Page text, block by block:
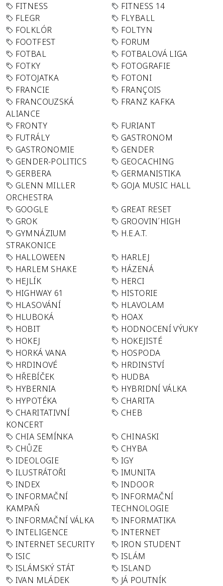
FITNESS
FITNESS 14
FLEGR
FLYBALL
FOLKLÓR
FOLTYN
FOOTFEST
FORUM
FOTBAL
FOTBALOVÁ LIGA
FOTKY
FOTOGRAFIE
FOTOJATKA
FOTONI
FRANCIE
FRANÇOIS
FRANCOUZSKÁ
ALIANCE
FRANZ KAFKA
FRONTY
FURIANT
FUTRÁLY
GASTRONOM
GASTRONOMIE
GENDER
GENDER-POLITICS
GEOCACHING
GERBERA
GERMANISTIKA
GLENN MILLER
ORCHESTRA
GOJA MUSIC HALL
GOOGLE
GREAT RESET
GROK
GROOVIN´HIGH
GYMNÁZIUM
STRAKONICE
H.E.A.T.
HALLOWEEN
HARLEJ
HARLEM SHAKE
HÁZENÁ
HEJLÍK
HERCI
HIGHWAY 61
HISTORIE
HLASOVÁNÍ
HLAVOLAM
HLUBOKÁ
HOAX
HOBIT
HODNOCENÍ VÝUKY
HOKEJ
HOKEJISTÉ
HORKÁ VANA
HOSPODA
HRDINOVÉ
HRDINSTVÍ
HŘEBÍČEK
HUDBA
HYBERNIA
HYBRIDNÍ VÁLKA
HYPOTÉKA
CHARITA
CHARITATIVNÍ
KONCERT
CHEB
CHIA SEMÍNKA
CHINASKI
CHŮZE
CHYBA
IDEOLOGIE
IGY
ILUSTRÁTOŘI
IMUNITA
INDEX
INDOOR
INFORMAČNÍ
KAMPAŇ
INFORMAČNÍ
TECHNOLOGIE
INFORMAČNÍ VÁLKA
INFORMATIKA
INTELIGENCE
INTERNET
INTERNET SECURITY
IRON STUDENT
ISIC
ISLÁM
ISLÁMSKÝ STÁT
ISLAND
IVAN MLÁDEK
JÁ POUTNÍK